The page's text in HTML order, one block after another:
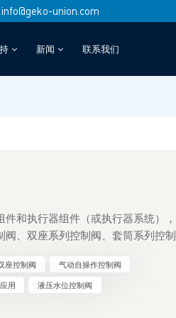
union.com
新闻 联系我们
和执行器组件（或执行器系统），
、双座系列控制阀、套筒系列控制
特点、优势和劣势。虽然有些控制
非所有控制阀都适用于所有应用，
座控制阀
气动自操作控制阀
用 液压水位控制阀